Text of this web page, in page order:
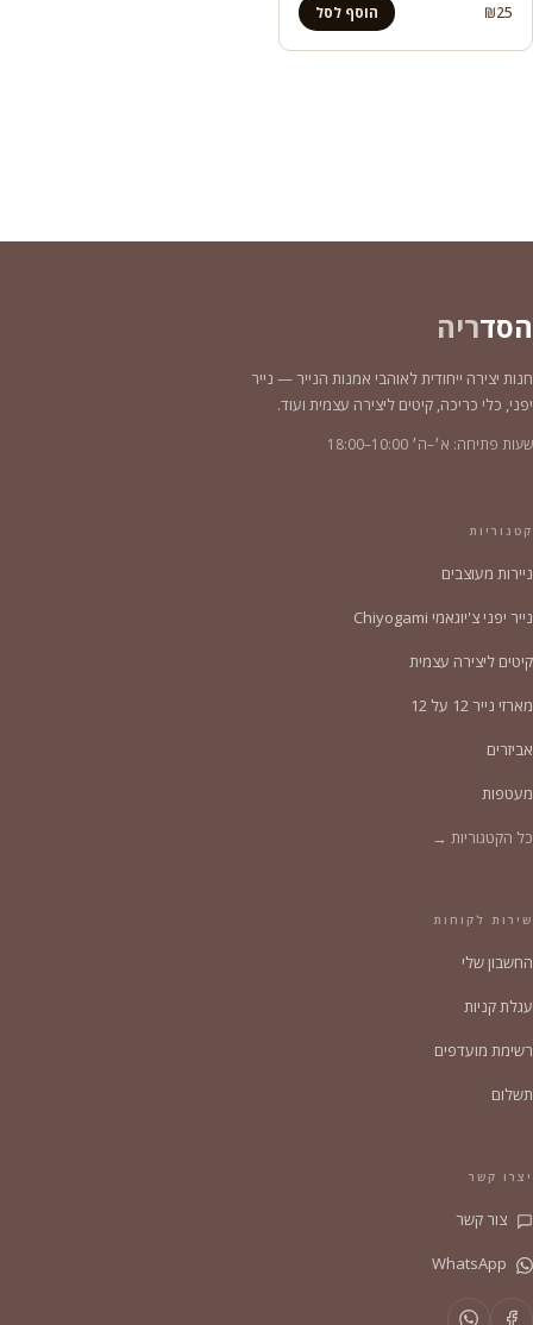
₪25 הוסף לסל
הסדריה
חנות יצירה ייחודית לאוהבי אמנות הנייר — נייר
יפני, כלי כריכה, קיטים ליצירה עצמית ועוד.
שעות פתיחה: א׳–ה׳ 10:00–18:00
קטגוריות
ניירות מעוצבים
נייר יפני צ'יוגאמי Chiyogami
קיטים ליצירה עצמית
מארזי נייר 12 על 12
אביזרים
מעטפות
כל הקטגוריות →
שירות לקוחות
החשבון שלי
עגלת קניות
רשימת מועדפים
תשלום
יצרו קשר
צור קשר